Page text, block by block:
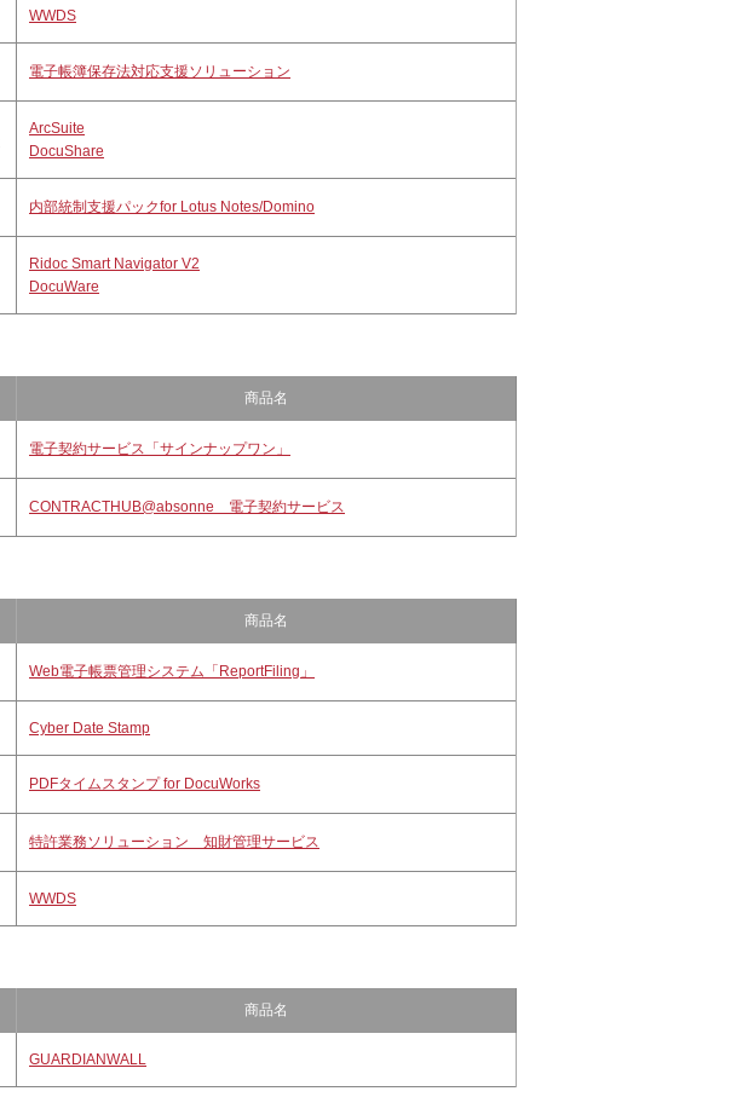
WWDS
電子帳簿保存法対応支援ソリューション
ArcSuite
DocuShare
内部統制支援パックfor Lotus Notes/Domino
Ridoc Smart Navigator V2
DocuWare
商品名
電子契約サービス「サインナップワン」
CONTRACTHUB@absonne 電子契約サービス
商品名
Web電子帳票管理システム「ReportFiling」
Cyber Date Stamp
PDFタイムスタンプ for DocuWorks
特許業務ソリューション 知財管理サービス
WWDS
商品名
GUARDIANWALL